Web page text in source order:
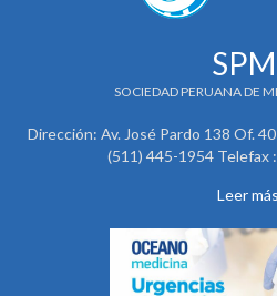
SOCIEDAD PERUANA DE
Dirección: Av. José Pardo 138 Of.
(511) 445-1954 Telefax
Leer más